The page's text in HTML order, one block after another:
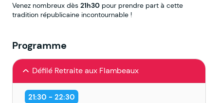
Venez nombreux dès 21h30 pour prendre part à cette
tradition républicaine incontournable !
Programme
Défilé Retraite aux Flambeaux
21:30 - 22:30